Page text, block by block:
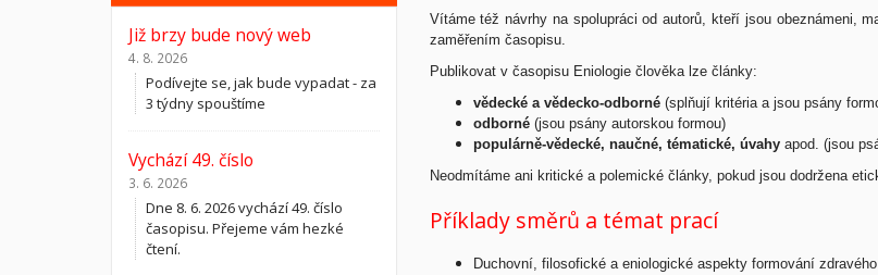
Vítáme též návrhy na spolupráci od autorů, kteří jsou obeznámeni,
zaměřením časopisu.
Publikovat v časopisu Eniologie člověka lze články:
vědecké a vědecko-odborné(splňují kritéria a jsou psány
odborné(jsou psány autorskou formou)
populárně-vědecké, naučné, tématické, úvahyapod. (jsou
Neodmítáme ani kritické a polemické články, pokud jsou dodržena
Příklady směrů a témat prací
Duchovní, filosofické a eniologické aspekty formování
Již brzy bude nový web
4. 8. 2026
Podívejte se, jak bude vypadat - za
3 týdny spouštíme
Vychází 49. číslo
3. 6. 2026
Dne 8. 6. 2026 vychází 49. číslo
časopisu. Přejeme vám hezké
čtení.